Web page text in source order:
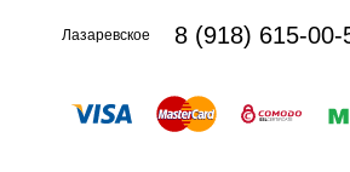
Лазаревское 8 (918) 615-00-